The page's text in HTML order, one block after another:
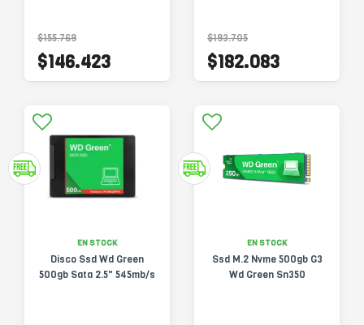
$155.769
$146.423
$193.705
$182.083
EN STOCK
Disco Ssd Wd Green
500gb Sata 2.5" 545mb/s
EN STOCK
Ssd M.2 Nvme 500gb G3
Wd Green Sn350